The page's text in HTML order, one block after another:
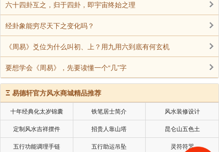
好了，下面讲讲为什么要兼向的问题。立向到底要
不要兼，兼左还是兼右？沈氏玄空认为：”应当视山川性
六十四卦互之，归于四卦，即宇宙终始之理
经卦象能穷尽天下之变化吗？
《周易》爻位为什么叫初、上？用九用六到底有何玄机
要想学会《周易》，先要读懂一个“几”字
Ξ 易德轩官方风水商城精品推荐
十年经典化太岁锦囊 铁笔居士简介 风水装修设计
定制风水吉祥摆件 招贵人靠山塔 昆仑山五色土
五行功能调理手链 五行助运吊坠 灵符符咒